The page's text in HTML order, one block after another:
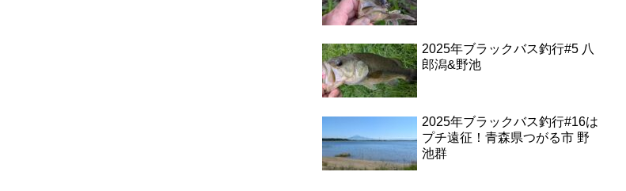
2025年ブラックバス釣行#5 八
郎潟&野池
2025年ブラックバス釣行#16は
プチ遠征！青森県つがる市 野
池群